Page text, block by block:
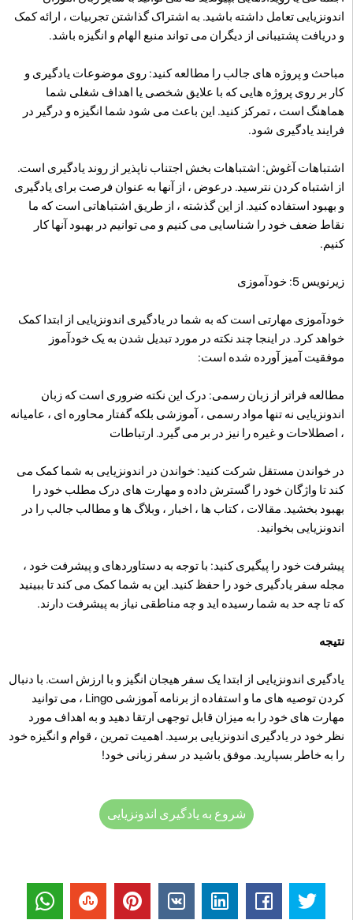
اندونزیایی تعامل داشته باشید. به اشتراک گذاشتن تجربیات ، ارائه کمک
و دریافت پشتیبانی از دیگران می تواند منبع الهام و انگیزه باشد.
مباحث و پروژه های جالب را مطالعه کنید: روی موضوعات یادگیری و
کار بر روی پروژه هایی که با علایق شخصی یا اهداف شغلی شما
هماهنگ است ، تمرکز کنید. این باعث می شود شما انگیزه و درگیر در
فرایند یادگیری شود.
اشتباهات آغوش: اشتباهات بخش اجتناب ناپذیر از روند یادگیری است.
از اشتباه کردن نترسید. درعوض ، از آنها به عنوان فرصت برای یادگیری
و بهبود استفاده کنید. از این گذشته ، از طریق اشتباهاتی است که ما
نقاط ضعف خود را شناسایی می کنیم و می توانیم در بهبود آنها کار
کنیم.
زیرنویس 5: خودآموزی
خودآموزی مهارتی است که به شما در یادگیری اندونزیایی از ابتدا کمک
خواهد کرد. در اینجا چند نکته در مورد تبدیل شدن به یک خودآموز
موفقیت آمیز آورده شده است:
مطالعه فراتر از زبان رسمی: درک این نکته ضروری است که زبان
اندونزیایی نه تنها مواد رسمی ، آموزشی بلکه گفتار محاوره ای ، عامیانه
، اصطلاحات و غیره را نیز در بر می گیرد. ارتباطات
در خواندن مستقل شرکت کنید: خواندن در اندونزیایی به شما کمک می
کند تا واژگان خود را گسترش داده و مهارت های درک مطلب خود را
بهبود بخشید. مقالات ، کتاب ها ، اخبار ، وبلاگ ها و مطالب جالب را در
اندونزیایی بخوانید.
پیشرفت خود را پیگیری کنید: با توجه به دستاوردهای و پیشرفت خود ،
مجله سفر یادگیری خود را حفظ کنید. این به شما کمک می کند تا ببینید
که تا چه حد به شما رسیده اید و چه مناطقی نیاز به پیشرفت دارند.
نتیجه
یادگیری اندونزیایی از ابتدا یک سفر هیجان انگیز و با ارزش است. با دنبال
کردن توصیه های ما و استفاده از برنامه آموزشی Lingo ، می توانید
مهارت های خود را به میزان قابل توجهی ارتقا دهید و به اهداف مورد
نظر خود در یادگیری اندونزیایی برسید. اهمیت تمرین ، قوام و انگیزه خود
را به خاطر بسپارید. موفق باشید در سفر زبانی خود!
شروع به یادگیری اندونزیایی